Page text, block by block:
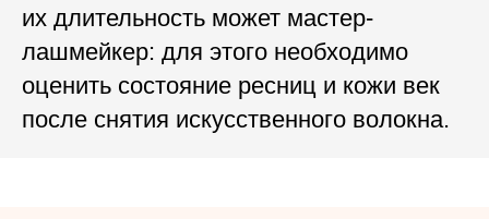
их длительность может мастер-
лашмейкер: для этого необходимо
оценить состояние ресниц и кожи век
после снятия искусственного волокна.